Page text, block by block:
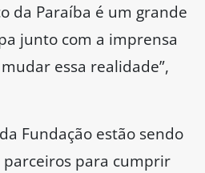
da Paraíba é um grande
junto com a imprensa
essa realidade”,
Fundação estão sendo
parceiros para cumprir